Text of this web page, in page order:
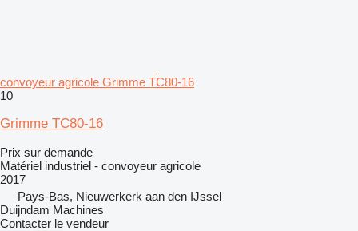
convoyeur agricole Grimme TC80-16
10
Grimme TC80-16
Prix sur demande
Matériel industriel - convoyeur agricole
2017
Pays-Bas, Nieuwerkerk aan den IJssel
Duijndam Machines
Contacter le vendeur